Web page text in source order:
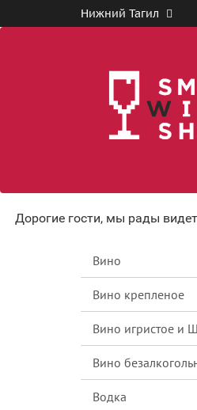
Нижний Тагил
Дорогие гости, мы рады
Вино
Вино крепленое
Вино игристое и
Вино
Водка